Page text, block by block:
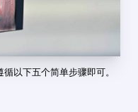
以下五个简单步骤即可。